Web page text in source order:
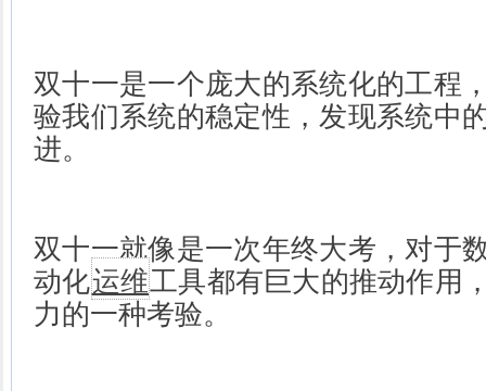
双十一是一个庞大的系统化的工程
验我们系统的稳定性，发现系统中
进。
双十一就像是一次年终大考，对于
动化运维工具都有巨大的推动作用
力的一种考验。